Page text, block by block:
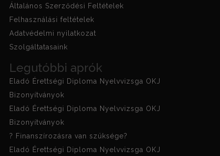
Általános Szerződési Feltételek
Felhasználási feltételek
Adatvédelmi nyilatkozat
Szolgáltatasaink
Legutóbbi aprók
Eladó Érettségi Diploma Nyelvvizsga OKJ
Bizonyítványok
Eladó Érettségi Diploma Nyelvvizsga OKJ
Bizonyítványok
? Finanszírozásra van szüksége?
Eladó Érettségi Diploma Nyelvvizsga OKJ